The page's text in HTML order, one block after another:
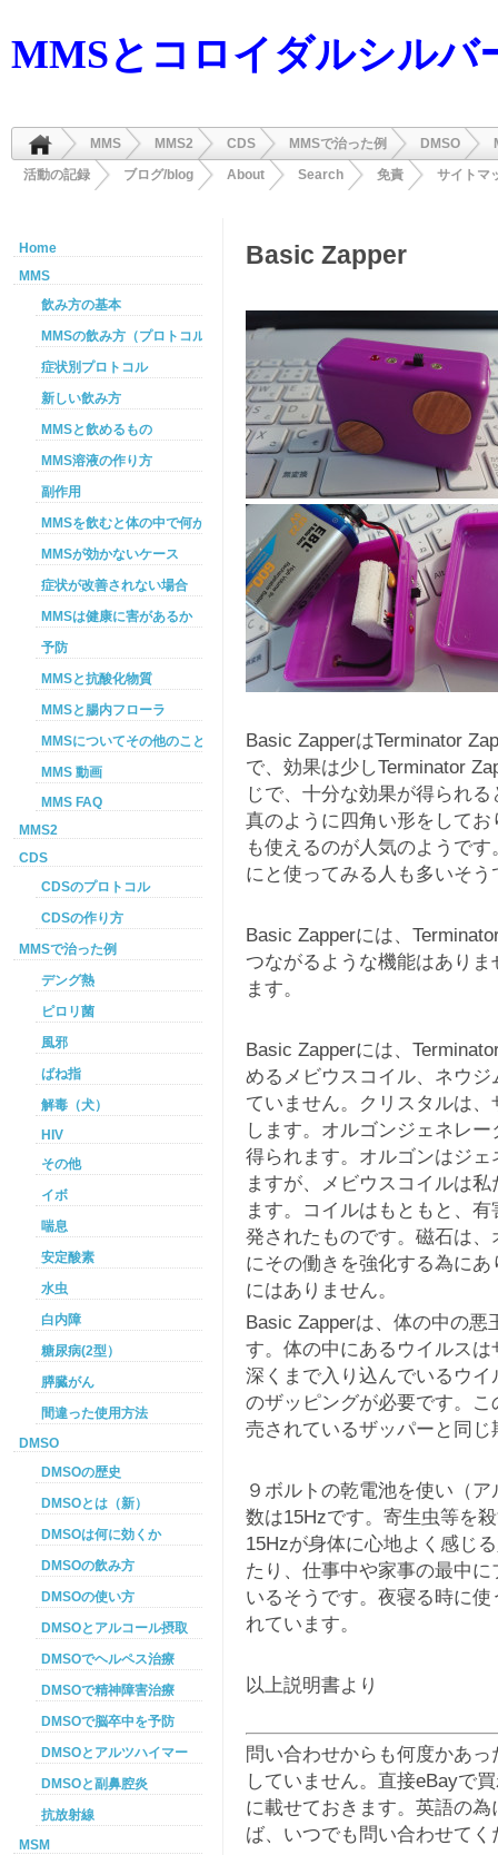
MMSとコロイダルシルバ
MMS MMS2 CDS MMSで治った例 DMSO
活動の記録
ブログ/blog About Search 免責 サイトマ
Basic Zapper
Basic ZapperはTerminator
で、効果は少しTerminator
じで、十分な効果が得られ
真のように四角い形をして
も使えるのが人気のようで
にと使ってみる人も多いそう
Basic Zapperには、
つながるような機能はあり
ます。
Basic Zapperには、
めるメビウスコイル、ネウ
ていません。クリスタルは
します。オルゴンジェネレ
得られます。オルゴンはジ
ますが、メビウスコイルは
ます。コイルはもともと、
発されたものです。磁石は
にその働きを強化する為に
にはありません。
Basic Zapperは、体の中の
す。体の中にあるウイルス
深くまで入り込んでいるウ
のザッピングが必要です。
売されているザッパーと同
９ボルトの乾電池を使い（
数は15Hzです。寄生虫等を
15Hzが身体に心地よく感じ
たり、仕事中や家事の最中
いるそうです。夜寝る時に
れています。
以上説明書より
問い合わせからも何度かあ
していません。直接eBayで
に載せておきます。英語の
ば、いつでも問い合わせて
Home
MMS
飲み方の基本
MMSの飲み方（プロトコル）
症状別プロトコル
新しい飲み方
MMSと飲めるもの
MMS溶液の作り方
副作用
MMSを飲むと体の中で何が起こるか
MMSが効かないケース
症状が改善されない場合
MMSは健康に害があるか
予防
MMSと抗酸化物質
MMSと腸内フローラ
MMSについてその他のこと
MMS 動画
MMS FAQ
MMS2
CDS
CDSのプロトコル
CDSの作り方
MMSで治った例
デング熱
ピロリ菌
風邪
ばね指
解毒（犬）
HIV
その他
イボ
喘息
安定酸素
水虫
白内障
糖尿病(2型）
膵臓がん
間違った使用方法
DMSO
DMSOの歴史
DMSOとは（新）
DMSOは何に効くか
DMSOの飲み方
DMSOの使い方
DMSOとアルコール摂取
DMSOでヘルペス治療
DMSOで精神障害治療
DMSOで脳卒中を予防
DMSOとアルツハイマー
DMSOと副鼻腔炎
抗放射線
MSM